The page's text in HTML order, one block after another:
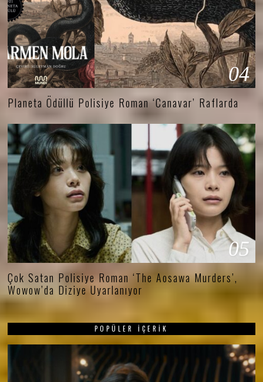
04
Planeta Ödüllü Polisiye Roman ‘Canavar’ Raflarda
05
Çok Satan Polisiye Roman ‘The Aosawa Murders’,
Wowow’da Diziye Uyarlanıyor
POPÜLER İÇERIK